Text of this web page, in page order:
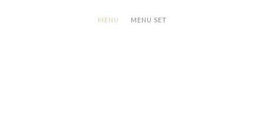
MENU MENU SET